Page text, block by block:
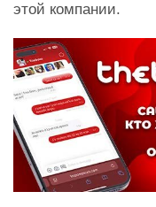
этой компании.